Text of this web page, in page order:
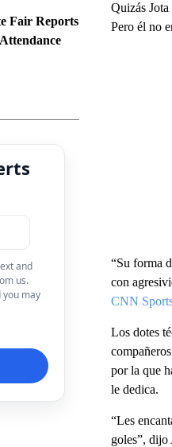
Fair Reports
and
us.
you may
Quizás
Pero él no
“Su forma
con
CNN
Los dotes
por la que
le dedica.
“Les
goles”, dijo